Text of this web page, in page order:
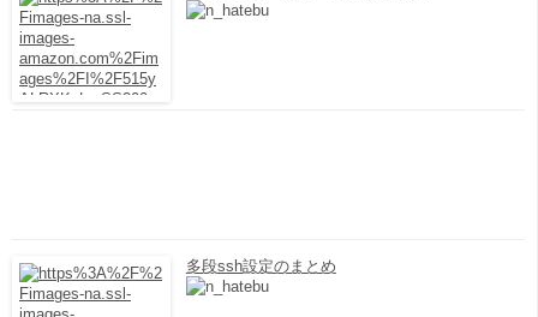
多段ssh設定のまとめ